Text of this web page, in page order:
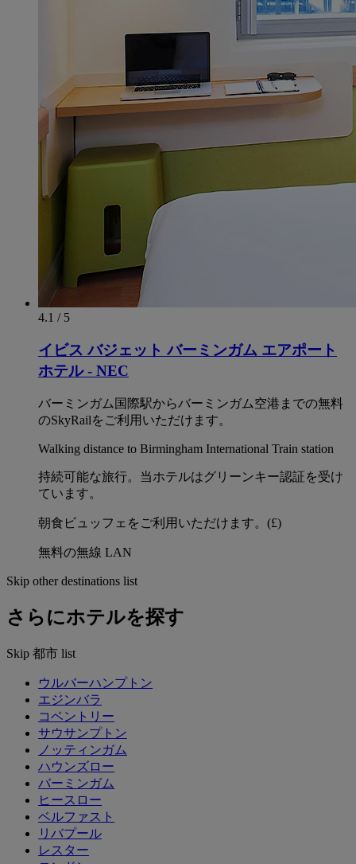
4.1 / 5
イビス バジェット バーミンガム エアポート
ホテル - NEC
バーミンガム国際駅からバーミンガム空港までの無料
のSkyRailをご利用いただけます。
Walking distance to Birmingham International Train station
持続可能な旅行。当ホテルはグリーンキー認証を受け
ています。
朝食ビュッフェをご利用いただけます。(£)
無料の無線 LAN
Skip other destinations list
さらにホテルを探す
Skip 都市 list
ウルバーハンプトン
エジンバラ
コベントリー
サウサンプトン
ノッティンガム
ハウンズロー
バーミンガム
ヒースロー
ベルファスト
リバプール
レスター